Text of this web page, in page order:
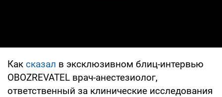
Как сказал в эксклюзивном блиц-интервью
OBOZREVATEL врач-анестезиолог,
ответственный за клинические исследования